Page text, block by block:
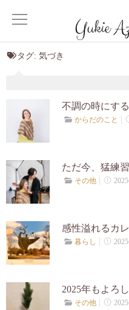
Dr. Yukie の月いち心良所
心身整えるコンサル
眠りから整う、更年期からの
しなやかな大人の美人マイン
クリスタルアカシックリーデ
お客様の声
タグ: 気づき
不調の時にす
からだのこと
ただ今、猛練
その他
感性溢れるカ
暮らし
2025年もよろ
その他